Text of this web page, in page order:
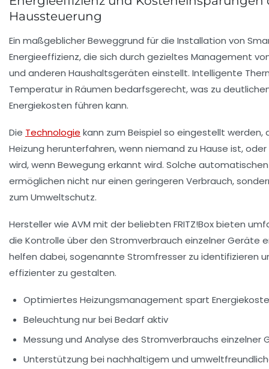
Haussteuerung
Ein maßgeblicher Beweggrund für die Installation von
Energieeffizienz, die sich durch gezieltes Management
und anderen Haushaltsgeräten einstellt. Intelligente
Temperatur in Räumen bedarfsgerecht, was zu
Energiekosten führen kann.
Die Technologie kann zum Beispiel so eingestellt
Heizung herunterfahren, wenn niemand zu Hause ist,
wird, wenn Bewegung erkannt wird. Solche
ermöglichen nicht nur einen geringeren Verbrauch,
zum Umweltschutz.
Hersteller wie AVM mit der beliebten FRITZ!Box bieten
die Kontrolle über den Stromverbrauch einzelner Geräte
helfen dabei, sogenannte Stromfresser zu identifizieren
effizienter zu gestalten.
Optimiertes Heizungsmanagement spart
Beleuchtung nur bei Bedarf aktiv
Messung und Analyse des Stromverbrauchs einzelner
Unterstützung bei nachhaltigem und